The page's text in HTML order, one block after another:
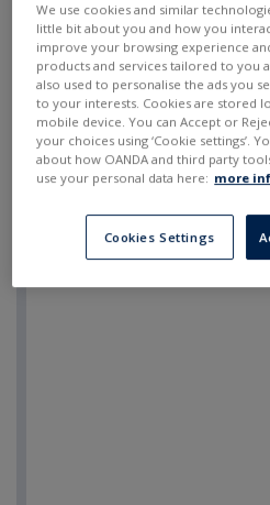
We use cookies and similar
little bit about you and how you
improve your browsing experience
products and services tailored to you
also used to personalise the ads you
to your interests. Cookies are stored
mobile device. You can Accept or
your choices using ‘Cookie settings’.
about how OANDA and third party
use your personal data here: more
Cookies Settings